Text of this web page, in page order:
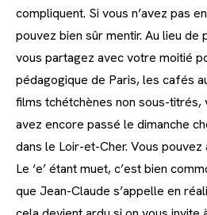
compliquent. Si vous n’avez pas
pouvez bien sûr mentir. Au lieu de
vous partagez avec votre moitié
pédagogique de Paris, les cafés
films tchétchènes non sous-titrés,
avez encore passé le dimanche
dans le Loir-et-Cher. Vous pouvez
Le ‘e’ étant muet, c’est bien
que Jean-Claude s’appelle en